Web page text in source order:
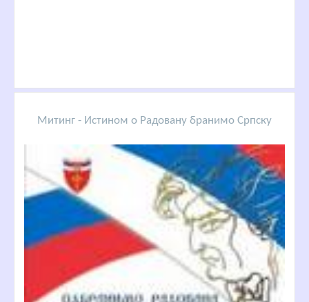
Митинг - Истином о Радовану бранимо Српску